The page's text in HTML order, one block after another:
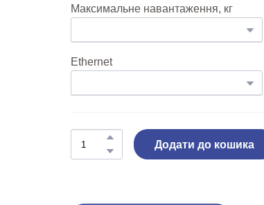
Максимальне навантаження, кг
Ethernet
Додати до кошика